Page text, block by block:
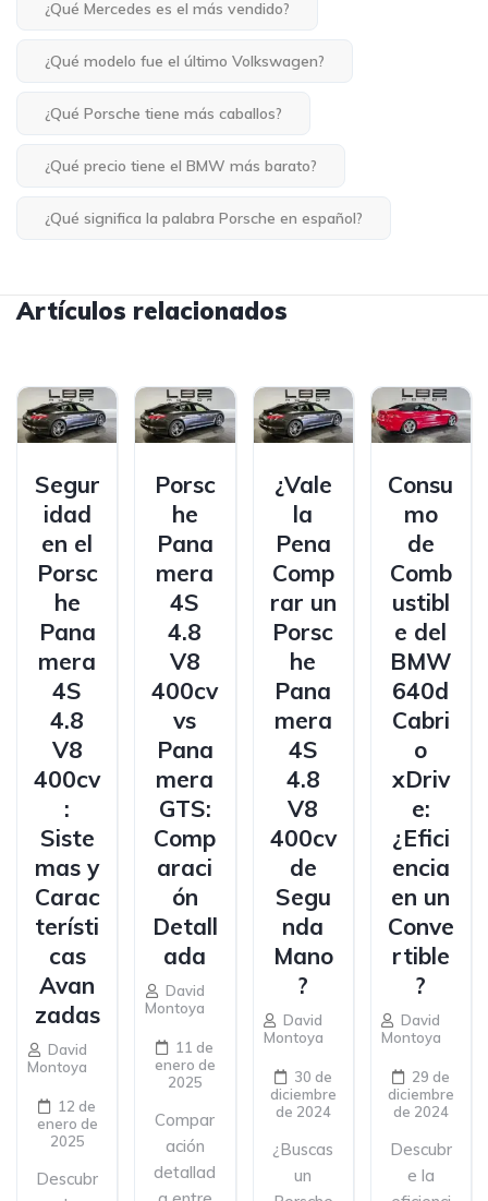
¿Qué Mercedes es el más vendido?
¿Qué modelo fue el último Volkswagen?
¿Qué Porsche tiene más caballos?
¿Qué precio tiene el BMW más barato?
¿Qué significa la palabra Porsche en español?
Artículos relacionados
Segur
idad
en el
Porsc
he
Pana
mera
4S
4.8
V8
400cv
:
Siste
mas y
Carac
terísti
cas
Avan
zadas
David
Montoya
12 de
enero de
2025
Descubr
Porsc
he
Pana
mera
4S
4.8
V8
400cv
vs
Pana
mera
GTS:
Comp
araci
ón
Detall
ada
David
Montoya
11 de
enero de
2025
Compar
ación
detallad
¿Vale
la
Pena
Comp
rar un
Porsc
he
Pana
mera
4S
4.8
V8
400cv
de
Segu
nda
Mano
?
David
Montoya
30 de
diciembre
de 2024
¿Buscas
un
Consu
mo
de
Comb
ustibl
e del
BMW
640d
Cabri
o
xDriv
e:
¿Efici
encia
en un
Conve
rtible
?
David
Montoya
29 de
diciembre
de 2024
Descubr
e la